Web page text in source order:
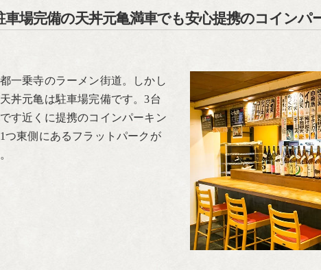
場完備の天丼元亀満車でも安心提携のコインパ
一乗寺のラーメン街道。しかし
丼元亀は駐車場完備です。3台
す近くに提携のコインパーキン
つ東側にあるフラットパークが